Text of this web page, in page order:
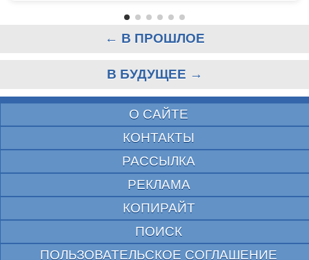
← В ПРОШЛОЕ
В БУДУЩЕЕ →
О САЙТЕ
КОНТАКТЫ
РАССЫЛКА
РЕКЛАМА
КОПИРАЙТ
ПОИСК
ПОЛЬЗОВАТЕЛЬСКОЕ СОГЛАШЕНИЕ